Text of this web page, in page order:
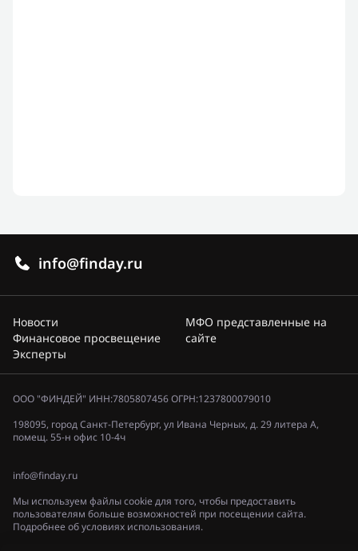
info@finday.ru
Новости
Финансовое просвещение
Эксперты
МФО представленные на
сайте
ООО "ФИНДЕЙ" ИНН:7805807456 ОГРН:1237800079010
198095, город Санкт-Петербург, ул Ивана Черных, д. 29 литера А,
помещ. 55-н офис 10-4ч
info@finday.ru
Мы используем файлы cookie для того, чтобы предоставить
пользователям больше возможностей при посещении сайта.
Подробнее об условиях использования.